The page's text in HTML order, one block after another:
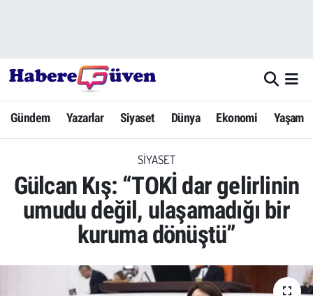
Gündem Yazarlar Siyaset Dünya Ekonomi Yaşam
SIYASET
Gülcan Kış: “TOKİ dar gelirlinin
umudu değil, ulaşamadığı bir
kuruma dönüştü”
Yazarlar
Dünya
Ekonomi
Yerel Haberler
Hava Durumu
Trafik Durumu
Süper Lig Puan Durumu ve Fikstür
Tüm Manşetler
Son Dakika Haberleri
Haber Arşivi